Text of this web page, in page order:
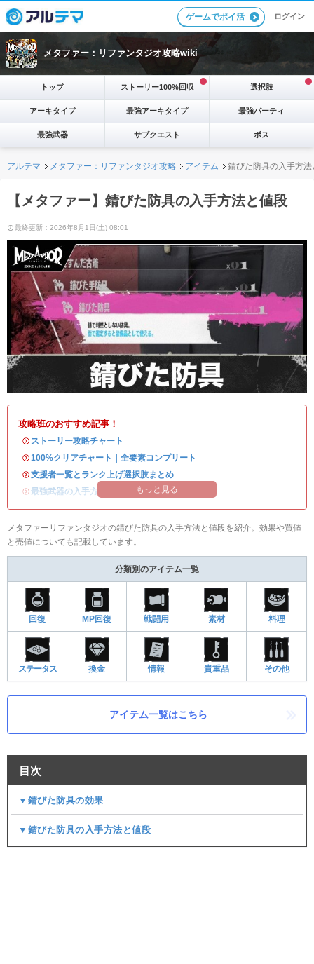
ゲームでポイ活 ログイン
メタファー：リファンタジオ攻略wiki
トップ ストーリー100%回収 選択肢
アーキタイプ 最強アーキタイプ 最強パーティ
最強武器 サブクエスト ボス
アルテマ メタファー：リファンタジオ攻略 アイテム 錆びた防具の入手方法
【メタファー】錆びた防具の入手方法と値段
最終更新：2026年8月1日(土) 08:01
攻略班のおすすめ記事！
・ ストーリー攻略チャート
・100%クリアチャート｜全要素コンプリート
・支援者一覧とランク上げ選択肢まとめ
・最強武器の入手方法 もっと見る
メタファーリファンタジオの錆びた防具の入手方法と値段を紹介。効果や買値
と売値についても記載しています。
分類別のアイテム一覧
回復 MP回復 戦闘用 素材 料理
ステータス 換金 情報 貴重品 その他
アイテム一覧はこちら
目次
▼錆びた防具の効果
▼錆びた防具の入手方法と値段